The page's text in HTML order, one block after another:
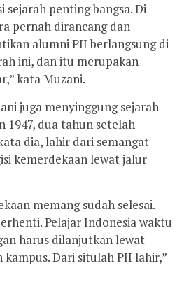
sejarah penting bangsa. Di
pernah dirancang dan
alumni PII berlangsung di
ini, dan itu merupakan
kata Muzani.
juga menyinggung sejarah
1947, dua tahun setelah
dia, lahir dari semangat
kemerdekaan lewat jalur
memang sudah selesai.
Pelajar Indonesia waktu
harus dilanjutkan lewat
kampus. Dari situlah PII lahir,”